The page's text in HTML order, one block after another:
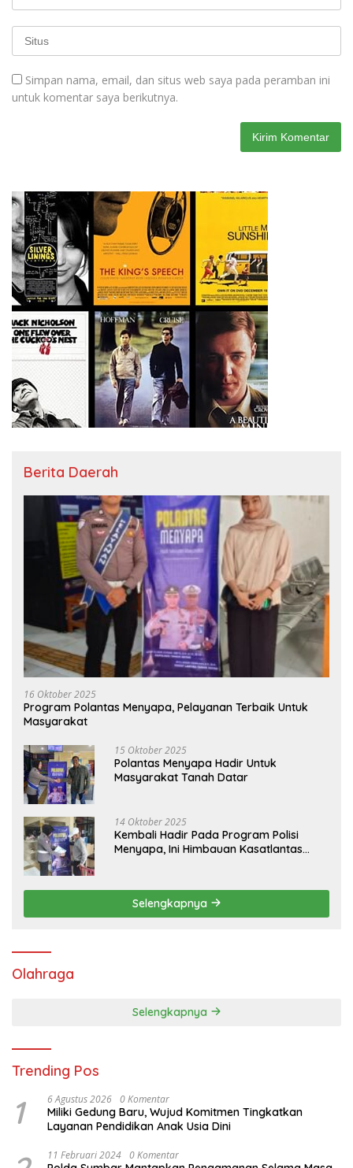
Simpan nama, email, dan situs web saya pada peramban ini
untuk komentar saya berikutnya.
Berita Daerah
16 Oktober 2025
Program Polantas Menyapa, Pelayanan Terbaik Untuk
Masyarakat
15 Oktober 2025
Polantas Menyapa Hadir Untuk
Masyarakat Tanah Datar
14 Oktober 2025
Kembali Hadir Pada Program Polisi
Menyapa, Ini Himbauan Kasatlantas
Selengkapnya
Olahraga
Selengkapnya
Trending Pos
1 6 Agustus 2026 0 Komentar
Miliki Gedung Baru, Wujud Komitmen Tingkatkan
Layanan Pendidikan Anak Usia Dini
11 Februari 2024 0 Komentar